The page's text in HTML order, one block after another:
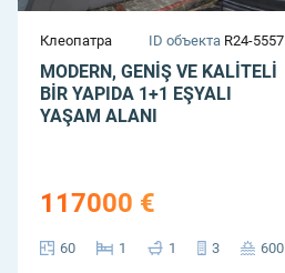
Клеопатра ID объекта R24-5557
MODERN, GENİŞ VE KALİTELİ
BİR YAPIDA 1+1 EŞYALI
YAŞAM ALANI
117000 €
60 1 1 3 600